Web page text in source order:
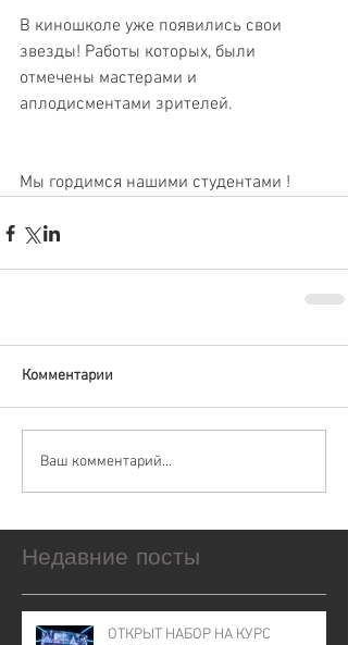
В киношколе уже появились свои
звезды! Работы которых, были
отмечены мастерами и
аплодисментами зрителей.
Мы гордимся нашими студентами !
Комментарии
Ваш комментарий...
Недавние посты
ОТКРЫТ НАБОР НА КУРС